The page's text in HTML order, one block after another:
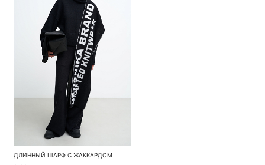
ДЛИННЫЙ ШАРФ С ЖАККАРДОМ